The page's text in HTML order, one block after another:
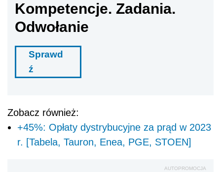
Kompetencje. Zadania.
Odwołanie
Sprawd
ź
Zobacz również:
+45%: Opłaty dystrybucyjne za prąd w 2023
r. [Tabela, Tauron, Enea, PGE, STOEN]
AUTOPROMOCJA